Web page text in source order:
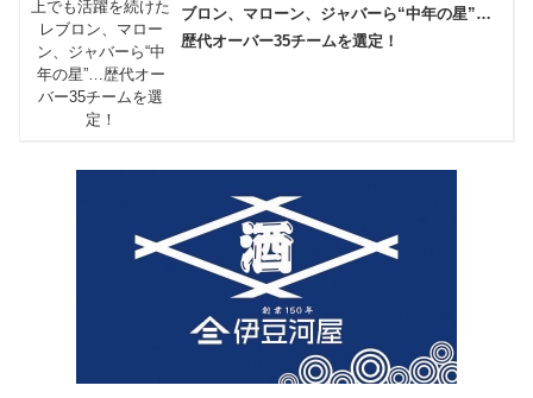
ブロン、マローン、ジャバーら“中年の星”…
歴代オーバー35チームを選定！